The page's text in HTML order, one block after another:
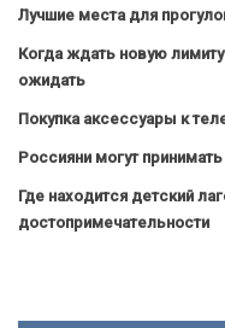
Лучшие места для
Когда ждать новую
ожидать
Покупка аксессуары к
Россияни могут принимать
Где находится детский
достопримечательности